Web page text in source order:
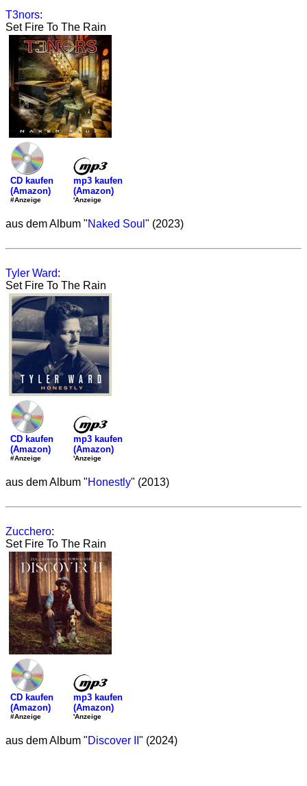
T3nors:
Set Fire To The Rain
CD kaufen
(Amazon)
#Anzeige
mp3 kaufen
(Amazon)
'Anzeige
aus dem Album "Naked Soul " (2023)
Tyler Ward:
Set Fire To The Rain
CD kaufen
(Amazon)
#Anzeige
mp3 kaufen
(Amazon)
'Anzeige
aus dem Album "Honestly" (2013)
Zucchero:
Set Fire To The Rain
CD kaufen
(Amazon)
#Anzeige
mp3 kaufen
(Amazon)
'Anzeige
aus dem Album "Discover II " (2024)